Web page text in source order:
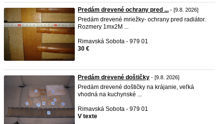
Predám drevené ochrany pred ... - [9.8. 2026]
Predám drevené mriežky- ochrany pred radiátor.
Rozmery 1mx2M ...
Rimavská Sobota - 979 01
30 €
Predám drevené doštičky - [9.8. 2026]
Predám drevené doštičky na krájanie, veľká
vhodná na kuchynské ...
Rimavská Sobota - 979 01
V texte